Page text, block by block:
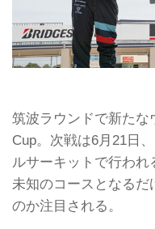
筑波ラウンドで新たな
Cup。次戦は6月21日
ルサーキットで行わ
未知のコースとなるだ
のか注目される。